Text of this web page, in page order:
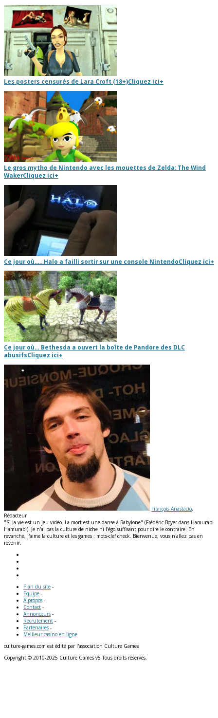
Les posters censurés de Lara Croft (18+)Cliquez ici+
Le gros mytho de Nintendo avec les mouettes de Zelda: The Wind
WakerCliquez ici+
Ce jour où….. Halo a failli sortir sur une console NintendoCliquez ici+
Ce jour où… Bethesda a ouvert la boîte de Pandore des DLC
abusifsCliquez ici+
François Anastacio,
Rédacteur
"Si la vie est un jeu vidéo. La mort est une danse à Babylone" (Frédéric Boyer dans Hamurabi
Hamurabi). Je n'ai pas la culture de niche ni l'égo suffisant pour dire le contraire. En
revanche, j'aime la culture et les games ; mots-clef check. Bienvenue, vous n'allez pas en
revenir.
Plan du site -
Equipe -
A propos -
Contact -
Annonceurs -
Recrutement -
Partenaires -
Meilleur casino en ligne
culture-games.com est édité par l'association Culture Games
Copyright © 2010-2025 Culture Games v5 Tous droits réservés.